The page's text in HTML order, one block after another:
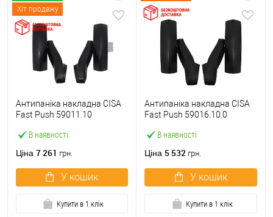
Хіт продажу
В наявності
Антипаніка накладна CISA
Fast Push 59011.10
штанги
Ціна 7 261 грн.
У кошик
Купити в 1 клік
В наявності
Антипаніка накладна CISA
Fast Push 59016.10.0
штанги
Ціна 5 532 грн.
У кошик
Купити в 1 клік